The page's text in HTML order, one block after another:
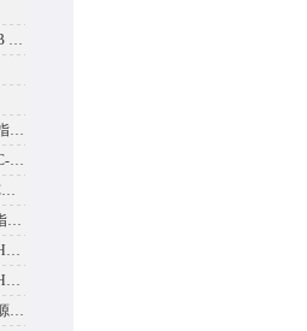
行车电源指示灯LED-A LED-B LED-C
ABC-HCX-150天车三相电源指示灯出厂价格
厂家直销行车电源指示灯ABC-HCX-150
行车三相电源指示灯ABC-HCX-150
ABC-HCX-50-滑线三相电源指示灯厂家
滑触线四相电源指示灯ABC-HCX-100/4
滑触线三相电源指示灯ABC-HCX-100
ABC-HCX-150上海龙门吊电源指示灯